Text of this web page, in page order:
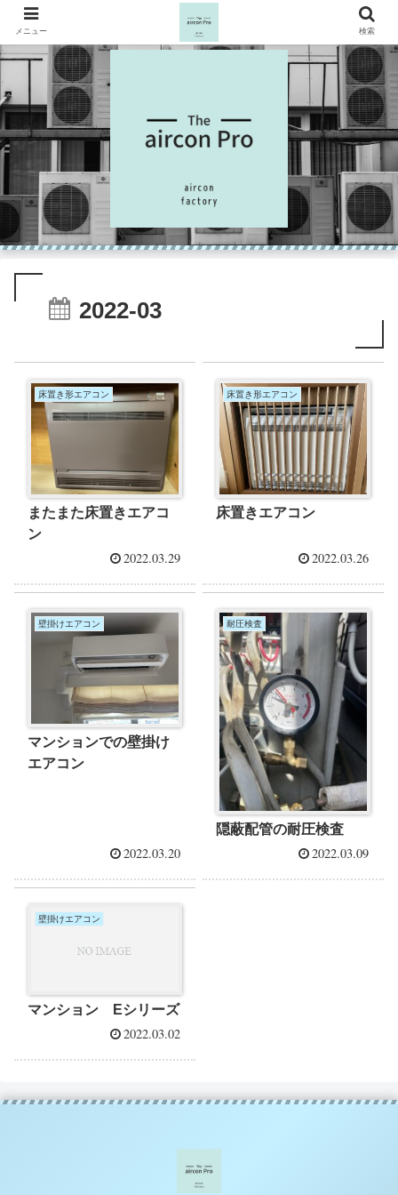
2022-03
床置き形エアコン
またまた床置きエアコ
ン
2022.03.29
床置き形エアコン
床置きエアコン
2022.03.26
壁掛けエアコン
マンションでの壁掛け
エアコン
2022.03.20
耐圧検査
隠蔽配管の耐圧検査
2022.03.09
壁掛けエアコン
マンション Eシリーズ
2022.03.02
メニュー 検索